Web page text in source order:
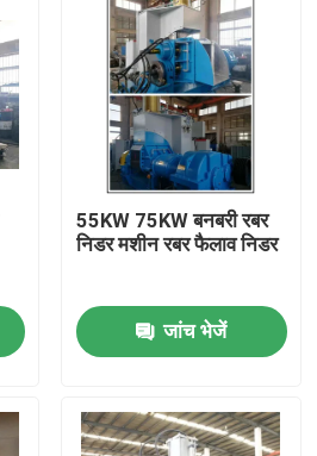
55KW 75KW बनबरी रबर
निडर मशीन रबर फैलाव निडर
जांच भेजें